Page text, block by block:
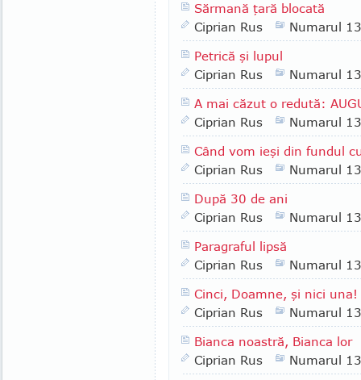
Sărmană ţară blocată
Ciprian Rus
Numarul
Petrică şi lupul
Ciprian Rus
Numarul
A mai căzut o redută:
Ciprian Rus
Numarul
Când vom ieşi din fundul
Ciprian Rus
Numarul
După 30 de ani
Ciprian Rus
Numarul
Paragraful lipsă
Ciprian Rus
Numarul
Cinci, Doamne, şi nici una!
Ciprian Rus
Numarul
Bianca noastră, Bianca lor
Ciprian Rus
Numarul